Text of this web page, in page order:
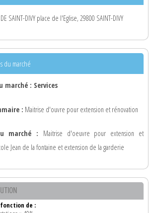
SAINT-DIVY place de l'Eglise, 29800 SAINT-DIVY
du marché
marché : Services
: Maitrise d'ouvre pour extension et rénovation
marché : Maitrise d'oeuvre pour extension et
Jean de la fontaine et extension de la garderie
de :